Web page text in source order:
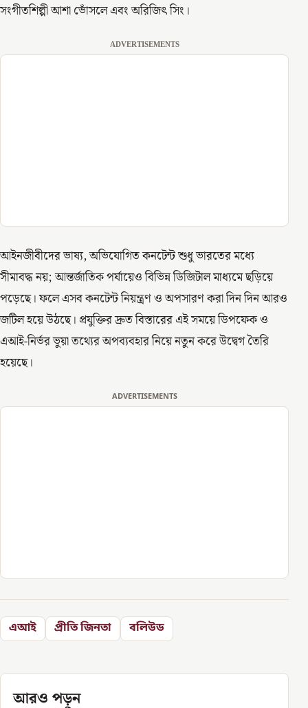
সংগীতশিল্পী আশা ভোঁসলে এবং অরিজিৎ সিং।
ADVERTISEMENTS
আইনজীবীদের ভাষ্য, অভিযোগিত কনটেন্ট শুধু ভারতের মধ্যে
সীমাবদ্ধ নয়; আন্তর্জাতিক পর্যায়েও বিভিন্ন ডিজিটাল মাধ্যমে ছড়িয়ে
পড়েছে। ফলে এসব কনটেন্ট নিয়ন্ত্রণ ও অপসারণ করা দিন দিন আরও
জটিল হয়ে উঠছে। প্রযুক্তির দ্রুত বিস্তারের এই সময়ে ডিপফেক ও
এআই-নির্ভর ভুয়া তথ্যের অপব্যবহার নিয়ে নতুন করে উদ্বেগ তৈরি
হয়েছে।
ADVERTISEMENTS
এআই প্রীতি জিনতা বলিউড
আরও পড়ুন